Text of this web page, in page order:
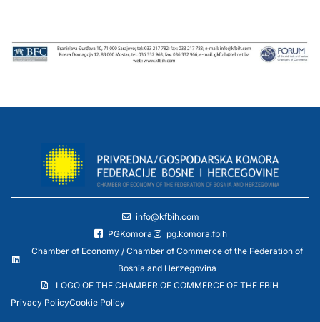
info@kfbih.com
PGKomora
pg.komora.fbih
Chamber of Economy / Chamber of Commerce of the Federation of
Bosnia and Herzegovina
LOGO OF THE CHAMBER OF COMMERCE OF THE FBiH
Privacy PolicyCookie Policy